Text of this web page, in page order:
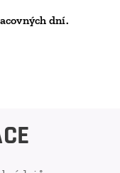
dní.